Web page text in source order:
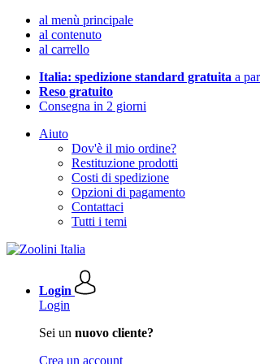
al menù principale
al contenuto
al carrello
Italia: spedizione standard gratuita a
Reso gratuito
Consegna in 2 giorni
Aiuto
Dov'è il mio ordine?
Restituzione prodotti
Costi di spedizione
Opzioni di pagamento
Contattaci
Tutti i temi
Login
Login
Sei un nuovo cliente?
Crea un account